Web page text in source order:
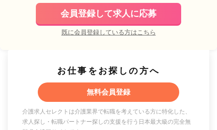
会員登録して求人に応募
既に会員登録している方はこちら
お仕事をお探しの方へ
無料会員登録
介護求人セレクトは介護業界で転職を考えている方に特化した、
求人探し・転職パートナー探しの支援を行う日本最大級の完全無